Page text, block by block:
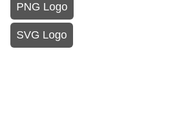
PNG Logo
SVG Logo